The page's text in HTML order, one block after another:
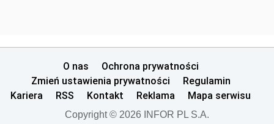
O nas
Ochrona prywatności
Zmień ustawienia prywatności
Regulamin
Kariera
RSS Kontakt Reklama Mapa serwisu
Copyright © 2026 INFOR PL S.A.